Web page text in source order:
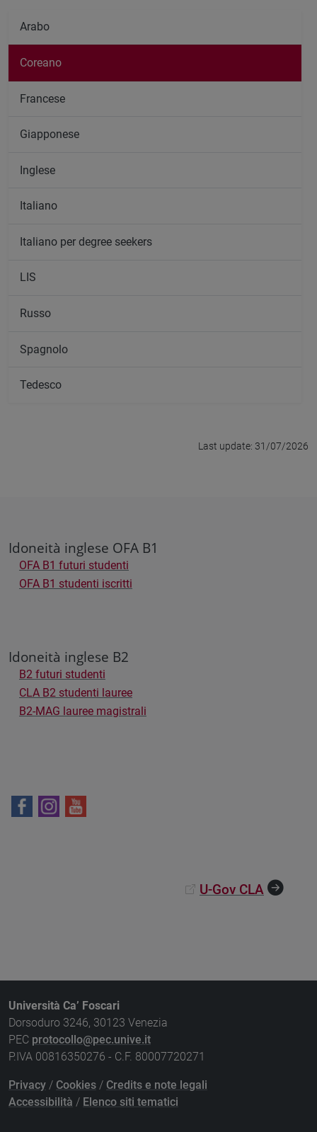
Arabo
Coreano
Francese
Giapponese
Inglese
Italiano
Italiano per degree seekers
LIS
Russo
Spagnolo
Tedesco
Last update: 31/07/2026
Idoneità inglese OFA B1
OFA B1 futuri studenti
OFA B1 studenti iscritti
Idoneità inglese B2
B2 futuri studenti
CLA B2 studenti lauree
B2-MAG lauree magistrali
U-Gov CLA
Università Ca’ Foscari
Dorsoduro 3246, 30123 Venezia
PEC protocollo@pec.unive.it
P.IVA 00816350276 - C.F. 80007720271
Privacy / Cookies / Credits e note legali
Accessibilità / Elenco siti tematici